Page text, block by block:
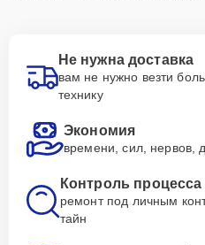
Не нужна доставка
вам не нужно везти
технику
Экономия
времени, сил, нервов,
Контроль процесса
ремонт под личным
тайн